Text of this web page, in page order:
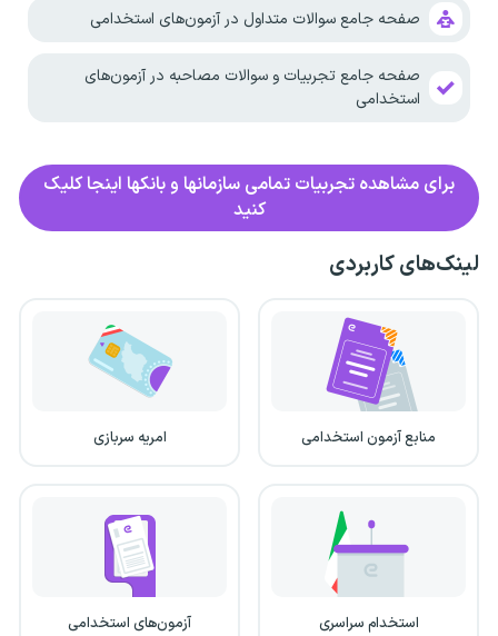
صفحه جامع سوالات متداول در آزمون‌های استخدامی
صفحه جامع تجربیات و سوالات مصاحبه در آزمون‌های
استخدامی
برای مشاهده تجربیات تمامی سازمانها و بانکها اینجا کلیک
کنید
لینک‌های کاربردی
منابع آزمون استخدامی امریه سربازی
استخدام سراسری آزمون‌های استخدامی